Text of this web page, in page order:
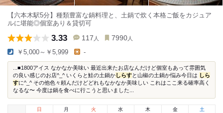
【六本木駅5分】種類豊富な鍋料理と、土鍋で炊く本格ご飯をカジュア
ルに堪能◎個室あり＆貸切可
3.33 117 人 7990 人
￥5,000～￥5,999 -
...■1800アイス なかなか美味い 最近出来たお店なんだけど個室もあって雰囲気
の良い感じのお店^_^ いくらと鮭の土鍋か しらすと山椒の土鍋か悩み今日は しら
すに^_^ その他色々頼んだけどどれもなかなか美味しい これはここ来る確率高く
なるな〜 今度は鍋を食べに行こうと思いました...
日
月 火 水 木 金 土